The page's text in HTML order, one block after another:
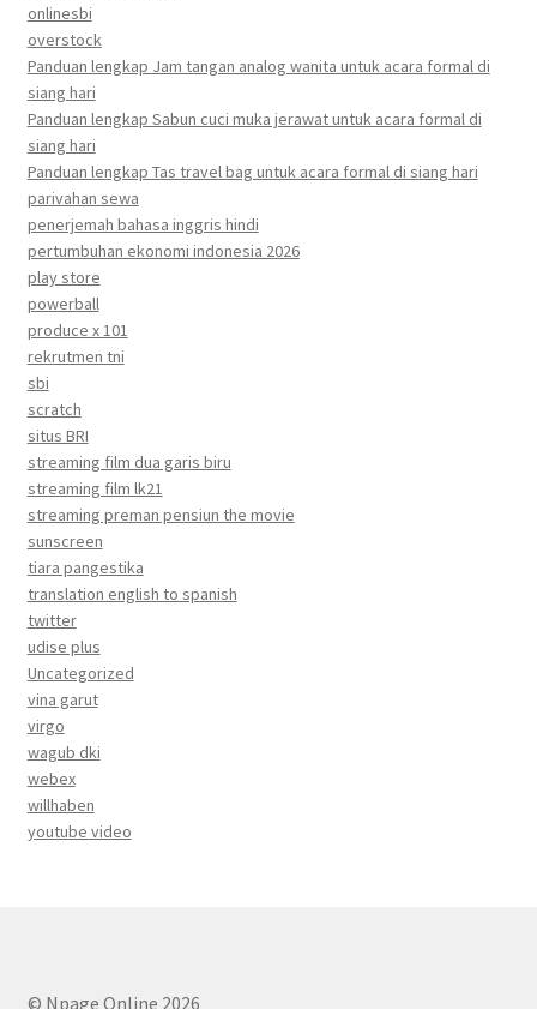
onlinesbi
overstock
Panduan lengkap Jam tangan analog wanita untuk acara formal di
siang hari
Panduan lengkap Sabun cuci muka jerawat untuk acara formal di
siang hari
Panduan lengkap Tas travel bag untuk acara formal di siang hari
parivahan sewa
penerjemah bahasa inggris hindi
pertumbuhan ekonomi indonesia 2026
play store
powerball
produce x 101
rekrutmen tni
sbi
scratch
situs BRI
streaming film dua garis biru
streaming film lk21
streaming preman pensiun the movie
sunscreen
tiara pangestika
translation english to spanish
twitter
udise plus
Uncategorized
vina garut
virgo
wagub dki
webex
willhaben
youtube video
© Npage Online 2026